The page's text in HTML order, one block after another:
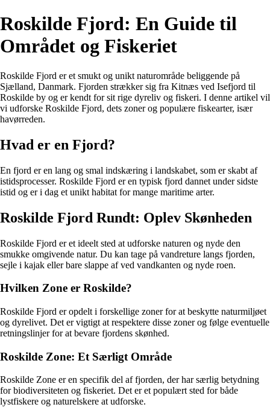
Roskilde Fjord: En Guide til
Området og Fiskeriet
Roskilde Fjord er et smukt og unikt naturområde beliggende på
Sjælland, Danmark. Fjorden strækker sig fra Kitnæs ved Isefjord til
Roskilde by og er kendt for sit rige dyreliv og fiskeri. I denne artikel vil
vi udforske Roskilde Fjord, dets zoner og populære fiskearter, især
havørreden.
Hvad er en Fjord?
En fjord er en lang og smal indskæring i landskabet, som er skabt af
istidsprocesser. Roskilde Fjord er en typisk fjord dannet under sidste
istid og er i dag et unikt habitat for mange maritime arter.
Roskilde Fjord Rundt: Oplev Skønheden
Roskilde Fjord er et ideelt sted at udforske naturen og nyde den
smukke omgivende natur. Du kan tage på vandreture langs fjorden,
sejle i kajak eller bare slappe af ved vandkanten og nyde roen.
Hvilken Zone er Roskilde?
Roskilde Fjord er opdelt i forskellige zoner for at beskytte naturmiljøet
og dyrelivet. Det er vigtigt at respektere disse zoner og følge eventuelle
retningslinjer for at bevare fjordens skønhed.
Roskilde Zone: Et Særligt Område
Roskilde Zone er en specifik del af fjorden, der har særlig betydning
for biodiversiteten og fiskeriet. Det er et populært sted for både
lystfiskere og naturelskere at udforske.